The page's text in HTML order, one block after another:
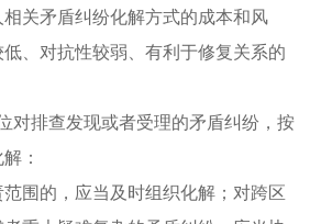
关矛盾纠纷化解方式的成本和风
、对抗性较弱、有利于修复关系的
对排查发现或者受理的矛盾纠纷，按
：
范围的，应当及时组织化解；对跨区